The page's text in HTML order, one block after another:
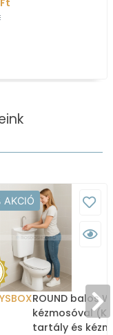
AKCIÓ
ROUND balos
kézmosóval
tartály és